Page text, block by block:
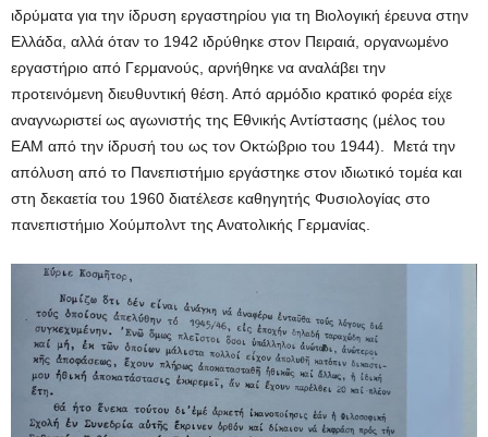
ιδρύματα για την ίδρυση εργαστηρίου για τη Βιολογική έρευνα στην
Ελλάδα, αλλά όταν το 1942 ιδρύθηκε στον Πειραιά, οργανωμένο
εργαστήριο από Γερμανούς, αρνήθηκε να αναλάβει την
προτεινόμενη διευθυντική θέση. Από αρμόδιο κρατικό φορέα είχε
αναγνωριστεί ως αγωνιστής της Εθνικής Αντίστασης (μέλος του
ΕΑΜ από την ίδρυσή του ως τον Οκτώβριο του 1944). Μετά την
απόλυση από το Πανεπιστήμιο εργάστηκε στον ιδιωτικό τομέα και
στη δεκαετία του 1960 διατέλεσε καθηγητής Φυσιολογίας στο
πανεπιστήμιο Χούμπολντ της Ανατολικής Γερμανίας.